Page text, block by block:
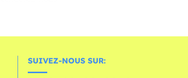
SUIVEZ-NOUS SUR: